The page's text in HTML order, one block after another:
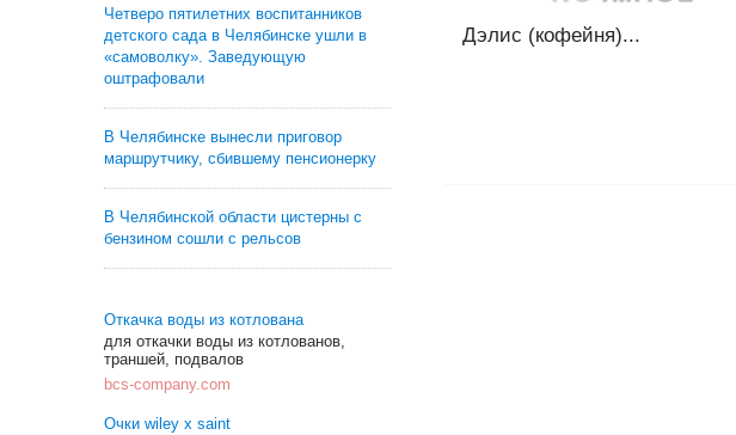
Четверо пятилетних воспитанников
детского сада в Челябинске ушли в
«самоволку». Заведующую
оштрафовали
В Челябинске вынесли приговор
маршрутчику, сбившему пенсионерку
В Челябинской области цистерны с
бензином сошли с рельсов
Откачка воды из котлована
для откачки воды из котлованов,
траншей, подвалов
bcs-company.com
Очки wiley x saint
Дэлис (кофейня)...